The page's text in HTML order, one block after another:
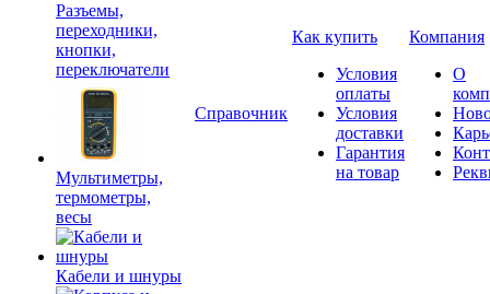
Разъемы,
переходники,
кнопки,
переключатели
Мультиметры,
термометры,
весы
Кабели и шнуры
Справочник
Как купить
Условия
оплаты
Условия
доставки
Гарантия
на товар
Компания
О